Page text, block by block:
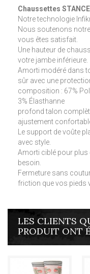
Chaussettes
Notre technologie
Nous soutenons
vous êtes satisfait.
Une hauteur de
votre jambe inférieure.
Amorti modéré dans
sûr avec une
composition : 67%
3% Élasthanne
profond talon
ajustement
Le support de voûte
avec style.
Amorti ciblé pour plus
besoin.
Fermeture sans
friction que vos pieds
LES CLIENTS
PRODUIT ONT